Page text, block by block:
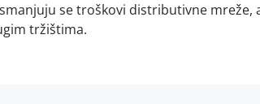
se troškovi distributivne mreže,
tržištima.